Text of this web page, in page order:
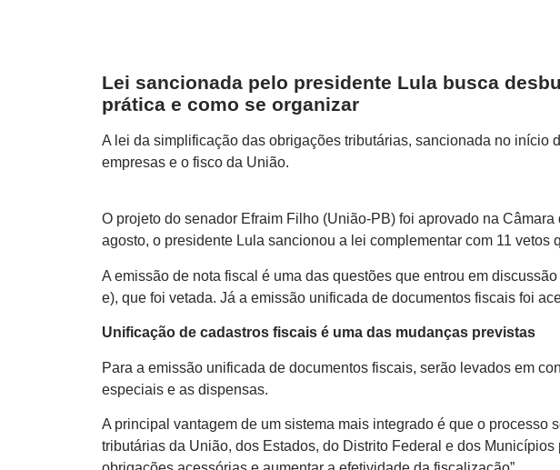
Lei sancionada pelo presidente Lula busca
prática e como se organizar
A lei da simplificação das obrigações tributárias, sancionada no
empresas e o fisco da União.
O projeto do senador Efraim Filho (União-PB) foi aprovado na
agosto, o presidente Lula sancionou a lei complementar com 11
A emissão de nota fiscal é uma das questões que entrou em
e), que foi vetada. Já a emissão unificada de documentos fiscais foi
Unificação de cadastros fiscais é uma das mudanças previstas
Para a emissão unificada de documentos fiscais, serão levados em
especiais e as dispensas.
A principal vantagem de um sistema mais integrado é que o processo
tributárias da União, dos Estados, do Distrito Federal e dos